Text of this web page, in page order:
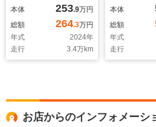
本体 253.9万円
総額
264.3万円
年式
2024年
走行
3.4万km
マツダコ
360°シース
本体
総額
年式
走行
お店からのインフォメーシ